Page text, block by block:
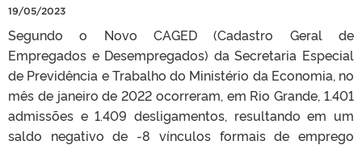
19/05/2023
Segundo o Novo CAGED (Cadastro Geral de
Empregados e Desempregados) da Secretaria Especial
de Previdência e Trabalho do Ministério da Economia, no
mês de janeiro de 2022 ocorreram, em Rio Grande, 1.401
admissões e 1.409 desligamentos, resultando em um
saldo negativo de -8 vínculos formais de emprego